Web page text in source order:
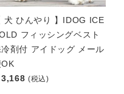
犬 ひんやり 】IDOG ICE
フィッシングベスト
冷剤付 アイドッグ メール
3,168 (税込)